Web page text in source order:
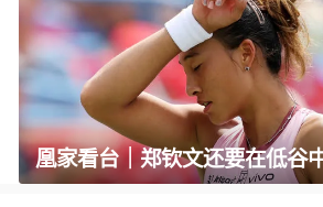
凰家看台｜郑钦文还要在低谷